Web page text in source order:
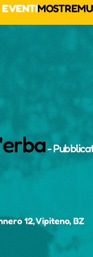
EVENTIMOSTRE
-
12, Vipiteno, BZ